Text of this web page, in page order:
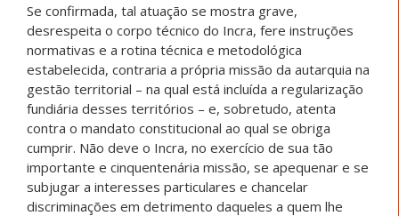
Se confirmada, tal atuação se mostra grave,
desrespeita o corpo técnico do Incra, fere instruções
normativas e a rotina técnica e metodológica
estabelecida, contraria a própria missão da autarquia na
gestão territorial – na qual está incluída a regularização
fundiária desses territórios – e, sobretudo, atenta
contra o mandato constitucional ao qual se obriga
cumprir. Não deve o Incra, no exercício de sua tão
importante e cinquentenária missão, se apequenar e se
subjugar a interesses particulares e chancelar
discriminações em detrimento daqueles a quem lhe